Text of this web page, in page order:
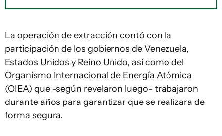
La operación de extracción contó con la
participación de los gobiernos de Venezuela,
Estados Unidos y Reino Unido, así como del
Organismo Internacional de Energía Atómica
(OIEA) que -según revelaron luego- trabajaron
durante años para garantizar que se realizara de
forma segura.